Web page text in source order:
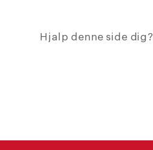
Hjalp denne side dig?